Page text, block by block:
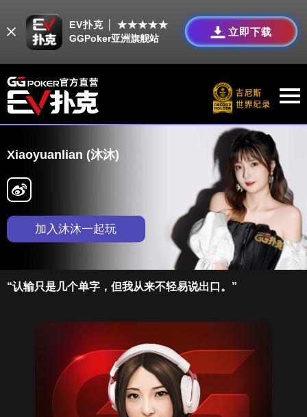
EV扑克 │ ★★★★★
GGPoker亚洲旗舰站
立即下载
Xiaoyuanlian (沐沐)
加入沐沐一起玩
“认输只是几个单字，但我从来不轻易说出口。”